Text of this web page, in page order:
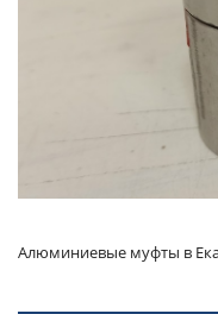
Алюминиевые муфты в